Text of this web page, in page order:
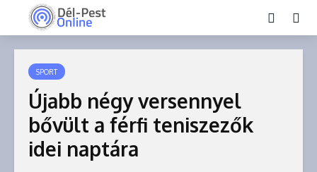
SPORT
Újabb négy versennyel
bővült a férfi teniszezők
idei naptára